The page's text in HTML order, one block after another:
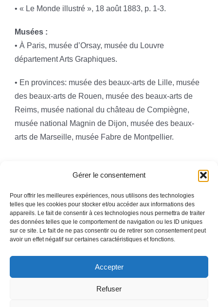
Gérer le consentement
Pour offrir les meilleures expériences, nous utilisons des technologies
telles que les cookies pour stocker et/ou accéder aux informations des
appareils. Le fait de consentir à ces technologies nous permettra de traiter
des données telles que le comportement de navigation ou les ID uniques
sur ce site. Le fait de ne pas consentir ou de retirer son consentement peut
avoir un effet négatif sur certaines caractéristiques et fonctions.
Accepter
Refuser
• « Le Monde illustré », 18 août 1883, p. 1-3.
Musées :
• À Paris, musée d’Orsay, musée du Louvre
département Arts Graphiques.
• En provinces: musée des beaux-arts de Lille, musée
des beaux-arts de Rouen, musée des beaux-arts de
Reims, musée national du château de Compiègne,
musée national Magnin de Dijon, musée des beaux-
arts de Marseille, musée Fabre de Montpellier.
Toggle
Navigation
ACCUEIL
Mentions légales